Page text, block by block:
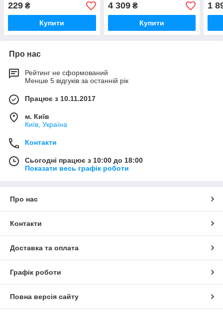
229 ₴
Купити
4 309₴
Купити
1
Про нас
Рейтинг не сформований
Менше 5 відгуків за останній рік
Працює з 10.11.2017
м. Київ
Київ, Україна
Контакти
Сьогодні працює з 10:00 до 18:00
Показати весь графік роботи
Про нас
Контакти
Доставка та оплата
Графік роботи
Повна версія сайту